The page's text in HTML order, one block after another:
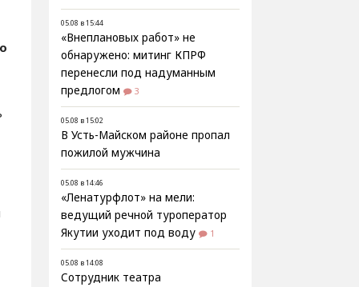
05.08 в 15:44
«Внеплановых работ» не
обнаружено: митинг КПРФ
перенесли под надуманным
предлогом
3
05.08 в 15:02
В Усть-Майском районе пропал
пожилой мужчина
05.08 в 14:46
«Ленатурфлот» на мели:
ведущий речной туроператор
Якутии уходит под воду
1
05.08 в 14:08
Сотрудник театра